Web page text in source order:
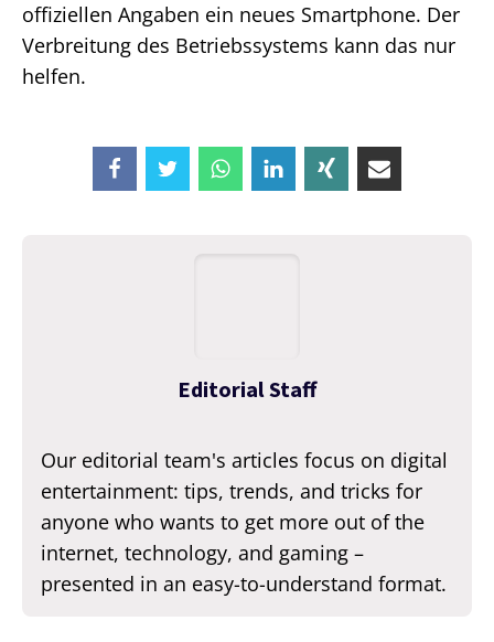
offiziellen Angaben ein neues Smartphone. Der
Verbreitung des Betriebssystems kann das nur
helfen.
Editorial Staff
Our editorial team's articles focus on digital
entertainment: tips, trends, and tricks for
anyone who wants to get more out of the
internet, technology, and gaming –
presented in an easy-to-understand format.